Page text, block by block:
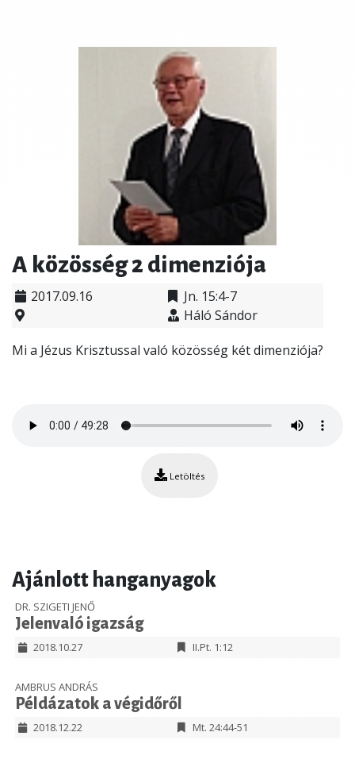
A közösség 2 dimenziója
2017.09.16
Jn. 15:4-7
Háló Sándor
Mi a Jézus Krisztussal való közösség két dimenziója?
Letöltés
Ajánlott hanganyagok
DR. SZIGETI JENŐ
Jelenvaló igazság
2018.10.27 II.Pt. 1:12
AMBRUS ANDRÁS
Példázatok a végidőről
2018.12.22 Mt. 24:44-51